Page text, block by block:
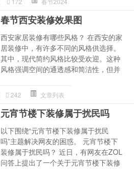
春节西安装修效果图
西安家居装修有哪些风格？ 在西安的家
居装修中，有许多不同的风格供选择。
其中，现代简约风格比较受欢迎。这种
风格强调空间的通透感和简洁性，但并
242 文章列表
元宵节楼下装修属于扰民吗
以下围绕“元宵节楼下装修属于扰民
吗”主题解决网友的困惑。 元宵节楼下
装修属于扰民吗？ 近日，有网友在ZOL
问答上提出了一个关于元宵节楼下装修